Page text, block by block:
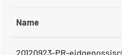
Name
20120923-PR-